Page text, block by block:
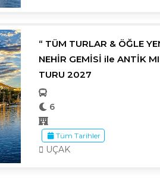
“ TÜM TURLAR & ÖĞLE
NEHİR GEMİSİ ile ANTİK
TURU 2027
6
Tüm Tarihler
UÇAK